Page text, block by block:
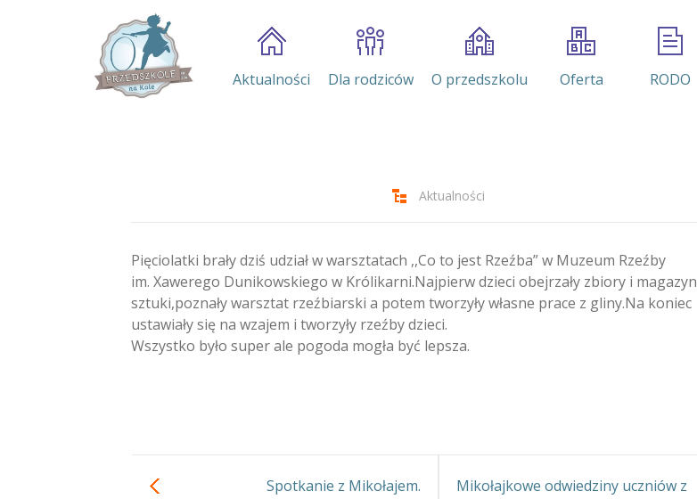
Aktualności Dla rodziców O przedszkolu Oferta RODO
Aktualności
Pięciolatki brały dziś udział w warsztatach ,,Co to jest Rzeźba” w Muzeum Rzeźby
im. Xawerego Dunikowskiego w Królikarni.Najpierw dzieci obejrzały zbiory i magazyn
sztuki,poznały warsztat rzeźbiarski a potem tworzyły własne prace z gliny.Na koniec
ustawiały się na wzajem i tworzyły rzeźby dzieci.
Wszystko było super ale pogoda mogła być lepsza.
Spotkanie z Mikołajem. Mikołajkowe odwiedziny uczniów z